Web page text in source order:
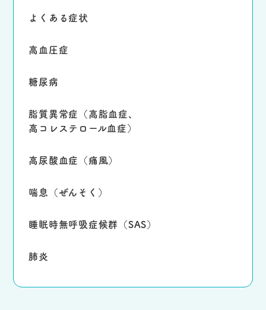
よくある症状
高血圧症
糖尿病
脂質異常症 （高脂血症、
高コレステロール血症）
高尿酸血症（痛風）
喘息（ぜんそく）
睡眠時無呼吸症候群 （SAS）
肺炎